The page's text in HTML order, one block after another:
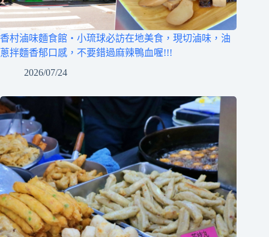
香村滷味麵食館‧小琉球必訪在地美食，現切滷味，油
蔥拌麵香郁口感，不要錯過麻辣鴨血喔!!!
2026/07/24